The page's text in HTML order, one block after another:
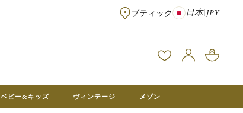
※¥100,000以上のご注文は送料無料 ※フランス本社在庫より直送。メゾ
ブティック 日本|JPY
ベビー&キッズ ヴィンテージ メゾン